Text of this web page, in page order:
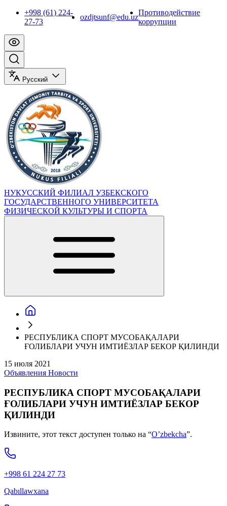
+998 (61) 224-
27-73
ozdjtsunf@edu.uz
Противодействие
коррупции
Русский
НУКУССКИЙ ФИЛИАЛ УЗБЕКСКОГО
ГОСУДАРСТВЕННОГО УНИВЕРСИТЕТА
ФИЗИЧЕСКОЙ КУЛЬТУРЫ И СПОРТА
РЕСПУБЛИКА СПОРТ МУСОБАҚАЛАРИ
ҒОЛИБЛАРИ УЧУН ИМТИЁЗЛАР БЕКОР ҚИЛИНДИ
15 июля 2021
Объявления Новости
РЕСПУБЛИКА СПОРТ МУСОБАҚАЛАРИ
ҒОЛИБЛАРИ УЧУН ИМТИЁЗЛАР БЕКОР
ҚИЛИНДИ
Извините, этот текст доступен только на “O’zbekcha”.
+998 61 224 27 73
Qabıllawxana